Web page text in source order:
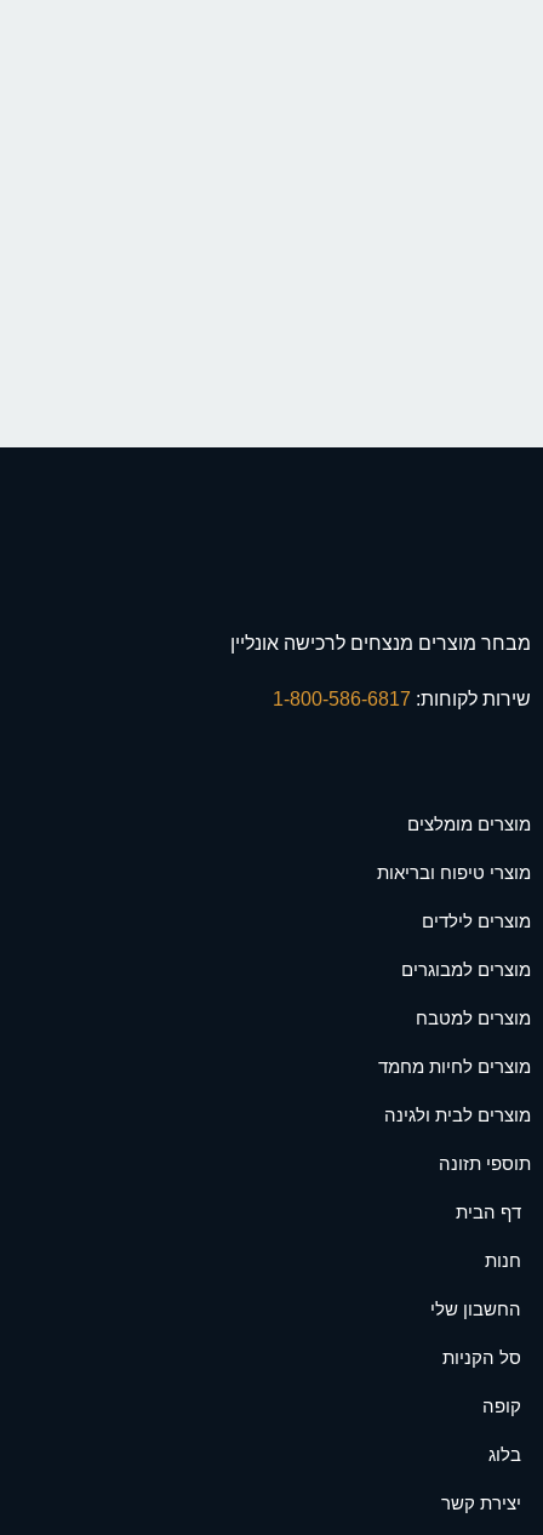
מבחר מוצרים מנצחים לרכישה אונליין
שירות לקוחות:
מוצרים מומלצים
מוצרי טיפוח ובריאות
מוצרים לילדים
מוצרים למבוגרים
מוצרים למטבח
מוצרים לחיות מחמד
מוצרים לבית ולגינה
תוספי תזונה
דף הבית
חנות
החשבון שלי
סל הקניות
קופה
בלוג
יצירת קשר